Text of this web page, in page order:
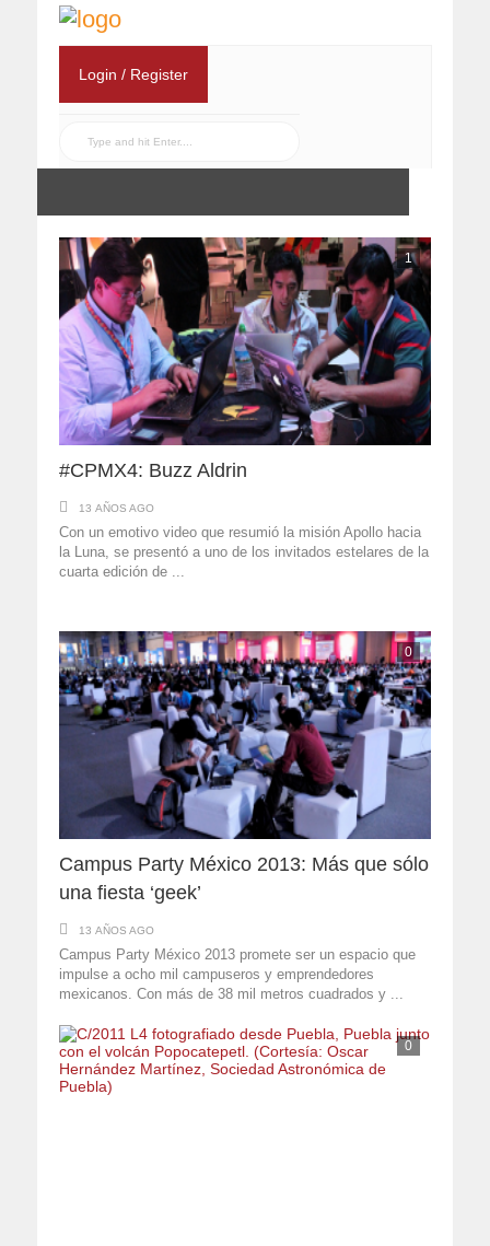
Login / Register
1
#CPMX4: Buzz Aldrin
13 AÑOS AGO
Con un emotivo video que resumió la misión Apollo hacia
la Luna, se presentó a uno de los invitados estelares de la
cuarta edición de ...
0
Campus Party México 2013: Más que sólo
una fiesta ‘geek’
13 AÑOS AGO
Campus Party México 2013 promete ser un espacio que
impulse a ocho mil campuseros y emprendedores
mexicanos. Con más de 38 mil metros cuadrados y ...
0